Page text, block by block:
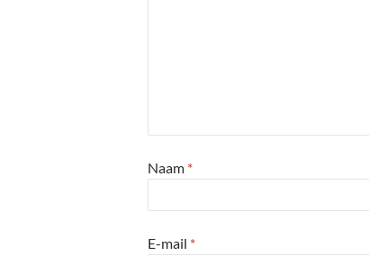
Naam *
E-mail *